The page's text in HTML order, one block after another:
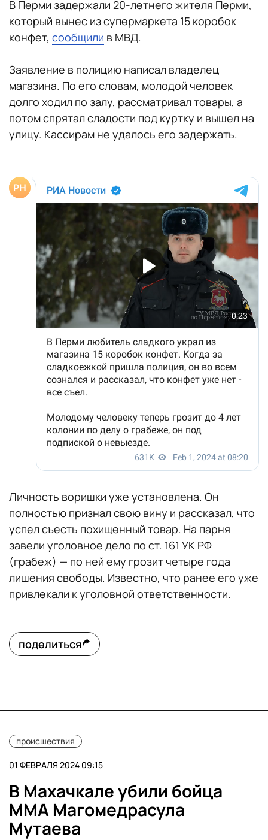
В Перми задержали 20-летнего жителя Перми,
который вынес из супермаркета 15 коробок
конфет, сообщили в МВД.
Заявление в полицию написал владелец
магазина. По его словам, молодой человек
долго ходил по залу, рассматривал товары, а
потом спрятал сладости под куртку и вышел на
улицу. Кассирам не удалось его задержать.
Личность воришки уже установлена. Он
полностью признал свою вину и рассказал, что
успел съесть похищенный товар. На парня
завели уголовное дело по ст. 161 УК РФ
(грабеж) — по ней ему грозит четыре года
лишения свободы. Известно, что ранее его уже
привлекали к уголовной ответственности.
поделиться
происшествия
01 ФЕВРАЛЯ 2024 09:15
В Махачкале убили бойца
ММА Магомедрасула
Мутаева